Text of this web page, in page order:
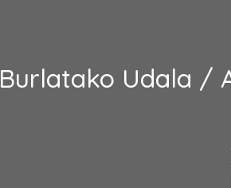
Burlatako Udala /